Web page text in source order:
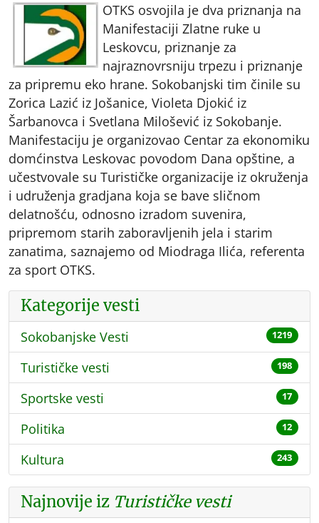
OTKS osvojila je dva priznanja na
Manifestaciji Zlatne ruke u
Leskovcu, priznanje za
najraznovrsniju trpezu i priznanje
za pripremu eko hrane. Sokobanjski tim činile su
Zorica Lazić iz Jošanice, Violeta Djokić iz
Šarbanovca i Svetlana Milošević iz Sokobanje.
Manifestaciju je organizovao Centar za ekonomiku
domćinstva Leskovac povodom Dana opštine, a
učestvovale su Turističke organizacije iz okruženja
i udruženja gradjana koja se bave sličnom
delatnošću, odnosno izradom suvenira,
pripremom starih zaboravljenih jela i starim
zanatima, saznajemo od Miodraga Ilića, referenta
za sport OTKS.
Kategorije vesti
Sokobanjske Vesti 1219
Turističke vesti 198
Sportske vesti 17
Politika 12
Kultura 243
Najnovije iz Turističke vesti